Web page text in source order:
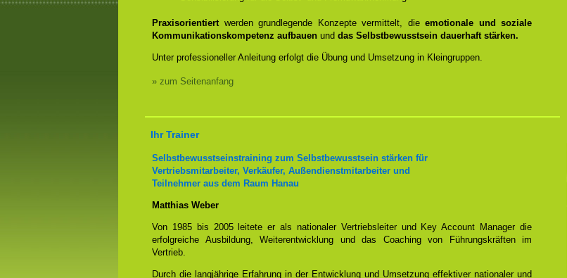
Praxisorientiertwerden grundlegende Konzepte vermittelt, die emotionale und soziale
Kommunikationskompetenz aufbauen und das Selbstbewusstsein dauerhaft stärken.
Unter professioneller Anleitung erfolgt die Übung und Umsetzung in Kleingruppen.
» zum Seitenanfang
Ihr Trainer
Selbstbewusstseinstraining zum Selbstbewusstsein stärken für
Vertriebsmitarbeiter, Verkäufer, Außendienstmitarbeiter und
Teilnehmer aus dem Raum Hanau
Matthias Weber
Von 1985 bis 2005 leitete er als nationaler Vertriebsleiter und Key Account Manager die
erfolgreiche Ausbildung, Weiterentwicklung und das Coaching von Führungskräften im
Vertrieb.
Durch die langjährige Erfahrung in der Entwicklung und Umsetzung effektiver nationaler und